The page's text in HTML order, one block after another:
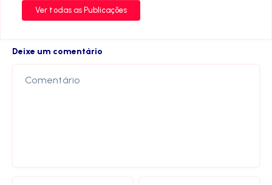
Ver todas as Publicações
Deixe um comentário